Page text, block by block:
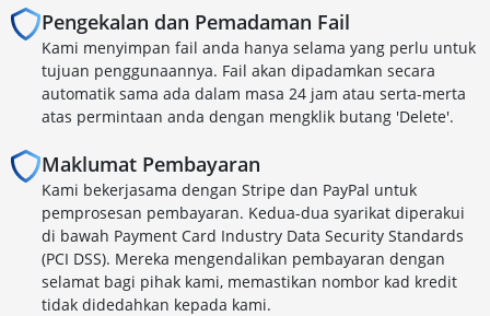
Pengekalan dan Pemadaman Fail
Kami menyimpan fail anda hanya selama yang perlu untuk
tujuan penggunaannya. Fail akan dipadamkan secara
automatik sama ada dalam masa 24 jam atau serta-merta
atas permintaan anda dengan mengklik butang 'Delete'.
Maklumat Pembayaran
Kami bekerjasama dengan Stripe dan PayPal untuk
pemprosesan pembayaran. Kedua-dua syarikat diperakui
di bawah Payment Card Industry Data Security Standards
(PCI DSS). Mereka mengendalikan pembayaran dengan
selamat bagi pihak kami, memastikan nombor kad kredit
tidak didedahkan kepada kami.